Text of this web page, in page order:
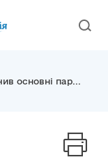
основні пар...